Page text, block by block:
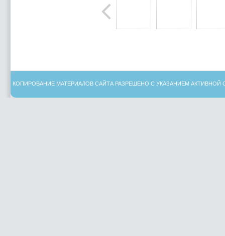
КОПИРОВАНИЕ МАТЕРИАЛОВ САЙТА РАЗРЕШЕНО С УКАЗАНИЕМ АКТИВНОЙ